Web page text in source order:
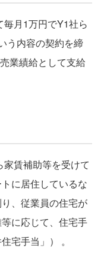
月1万円でY1社ら
う内容の契約を締
業績給として支給
賃補助等を受けて
に居住しているな
、従業員の住宅が
に応じて、住宅手
宅手当」） 。